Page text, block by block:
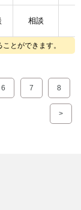
相談
とができます。
6 7 8
>